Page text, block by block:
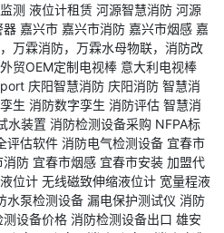
测 液位计租赁 河源智慧消防 河源
器 嘉兴市 嘉兴市消防 嘉兴市烟感 嘉
万霖消防，万霖水母物联，消防改
外贸OEM定制电视棒 意大利电视棒
庆阳智慧消防 庆阳消防 智慧消
生 消防数字孪生 消防评估 智慧消
水装置 消防检测设备采购 NFPA标
评估软件 消防电气检测设备 宜春市
消防 宜春市烟感 宜春市安装 加盟代
位计 无线磁致伸缩液位计 宽量程液
水泵检测设备 漏电保护测试仪 消防
测设备价格 消防检测设备出口 雄安